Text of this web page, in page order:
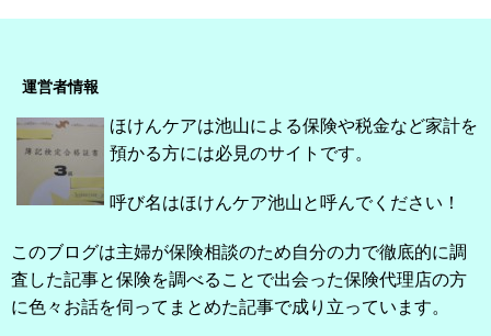
運営者情報
ほけんケアは池山による保険や税金など家計を
預かる方には必見のサイトです。
呼び名はほけんケア池山と呼んでください！
このブログは主婦が保険相談のため自分の力で徹底的に調
査した記事と保険を調べることで出会った保険代理店の方
に色々お話を伺ってまとめた記事で成り立っています。